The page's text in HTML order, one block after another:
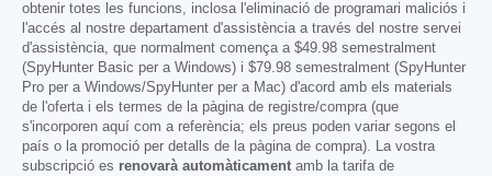
obtenir totes les funcions, inclosa l'eliminació de programari maliciós i
l'accés al nostre departament d'assistència a través del nostre servei
d'assistència, que normalment comença a $49.98 semestralment
(SpyHunter Basic per a Windows) i $79.98 semestralment (SpyHunter
Pro per a Windows/SpyHunter per a Mac) d'acord amb els materials
de l'oferta i els termes de la pàgina de registre/compra (que
s'incorporen aquí com a referència; els preus poden variar segons el
país o la promoció per detalls de la pàgina de compra). La vostra
subscripció es renovarà automàticament amb la tarifa de